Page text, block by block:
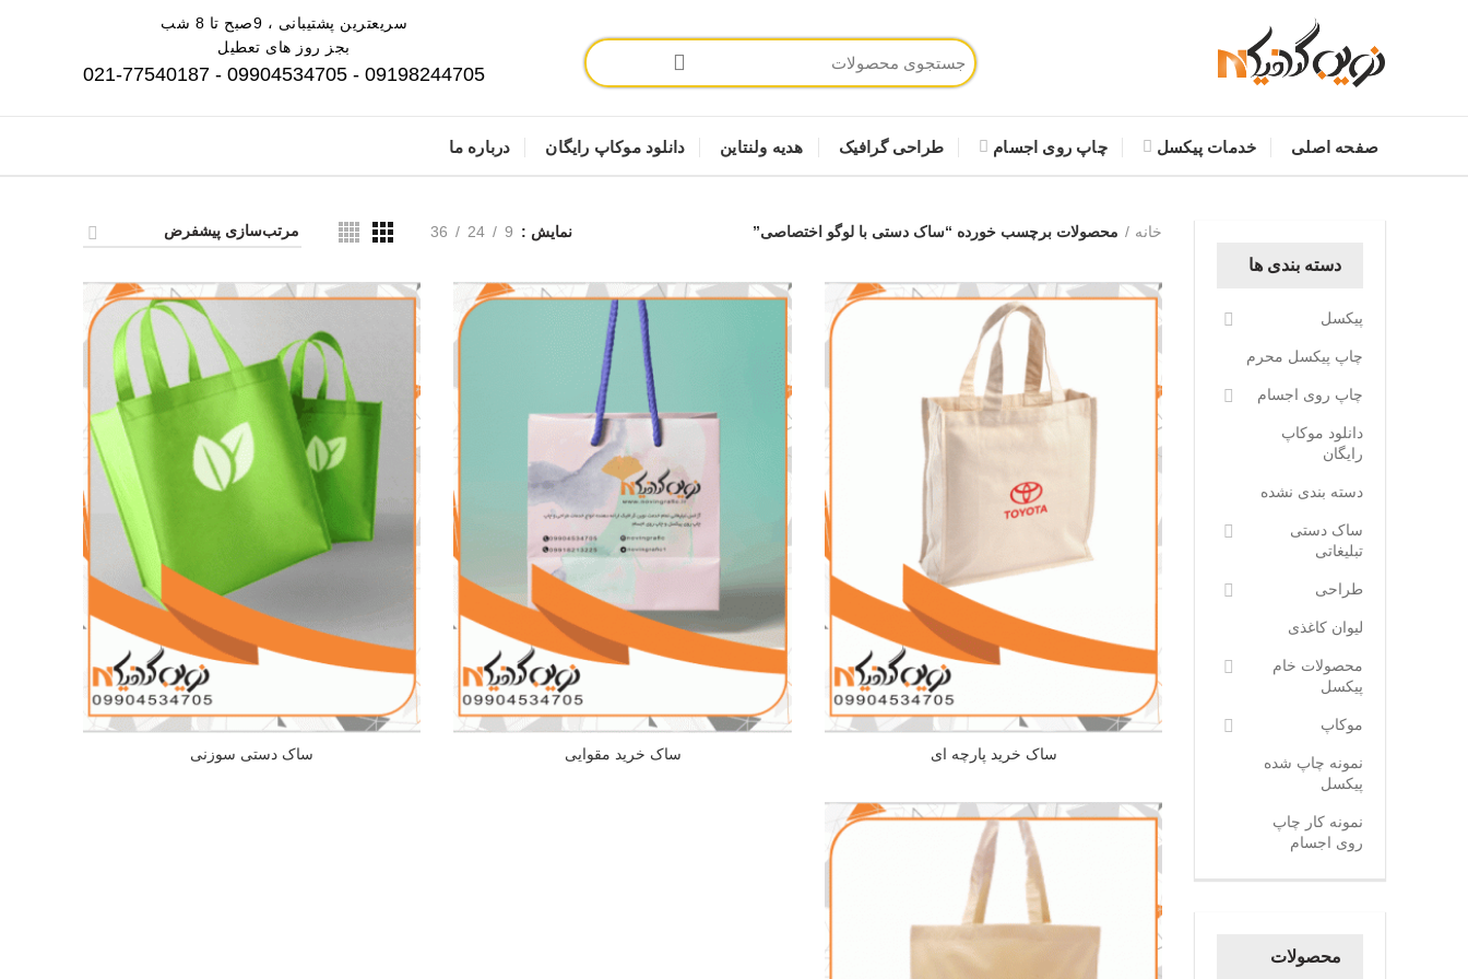
سریعترین پشتیبانی ، 9صبح تا 8 شب
بجز روز های تعطیل
09198244705 - 09904534705 - 021-77540187
صفحه اصلی خدمات پیکسل چاپ روی اجسام طراحی گرافیک هدیه ولنتاین دانلود موکاپ رایگان درباره ما
خانه محصولات برچسب خورده “ساک دستی با لوگو اختصاصی” نمایش 9
24
36
ساک خرید پارچه ای ساک خرید مقوایی ساک دستی سوزنی
دسته بندی ها
پیکسل
چاپ پیکسل محرم
چاپ روی اجسام
دانلود موکاپ
رایگان
دسته بندی نشده
ساک دستی
تبلیغاتی
طراحی
لیوان کاغذی
محصولات خام
پیکسل
موکاپ
نمونه چاپ شده
پیکسل
نمونه کار چاپ
روی اجسام
محصولات